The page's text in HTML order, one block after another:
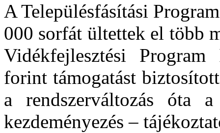
A Településfásítási
000 sorfát ültettek el több
Vidékfejlesztési
forint támogatást
a rendszerváltozás óta
kezdeményezés –